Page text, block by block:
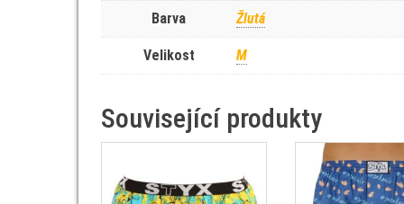
Barva Žlutá
Velikost M
Související produkty